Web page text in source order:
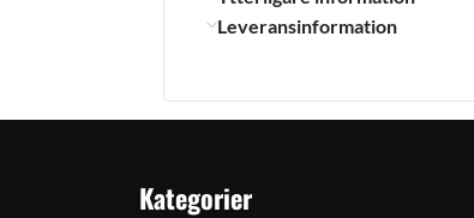
Leveransinformation
Kategorier